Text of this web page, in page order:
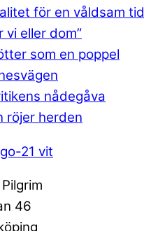
för en våldsam tid
vi eller dom”
som en poppel
nådegåva
röjer herden
46